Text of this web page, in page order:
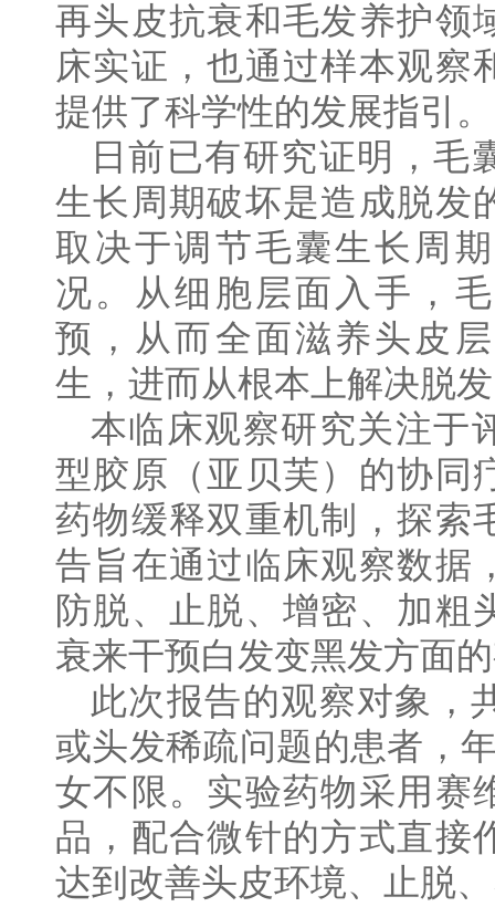
再头皮抗衰和毛发养护领
床实证，也通过样本观察
提供了科学性的发展指引。
日前已有研究证明，毛
生长周期破坏是造成脱发
取决于调节毛囊生长周
况。从细胞层面入手，
预，从而全面滋养头皮
生，进而从根本上解决脱
本临床观察研究关注于
型胶原（亚贝芙）的协同
药物缓释双重机制，探索
告旨在通过临床观察数据
防脱、止脱、增密、加粗
衰来干预白发变黑发方面
此次报告的观察对象，
或头发稀疏问题的患者，
女不限。实验药物采用赛
品，配合微针的方式直接
达到改善头皮环境、止脱